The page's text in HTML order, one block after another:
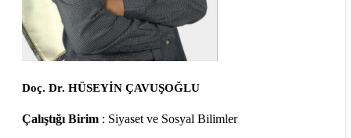
Doç. Dr. HÜSEYİN ÇAVUŞOĞLU
Çalıştığı Birim : Siyaset ve Sosyal Bilimler